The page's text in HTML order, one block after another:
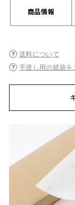
商品情報
送料について
手渡し用の紙袋を